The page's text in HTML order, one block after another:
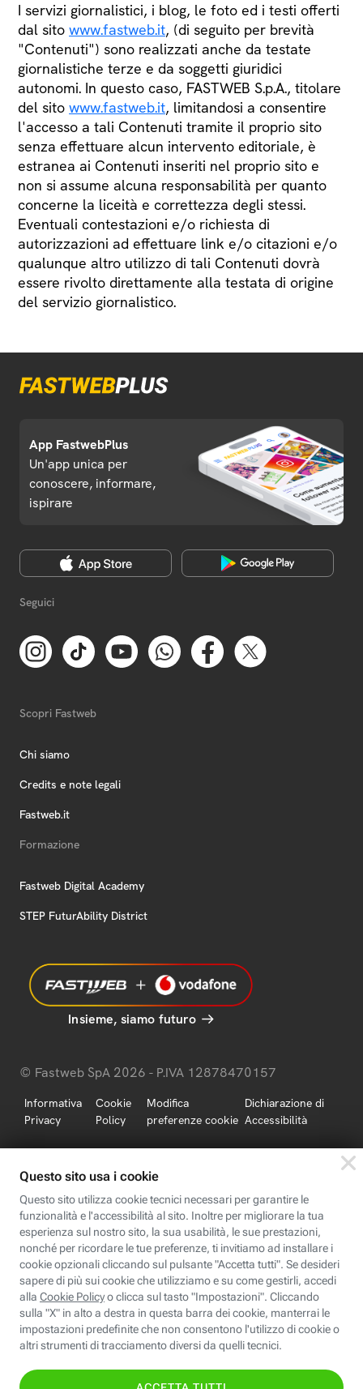
I servizi giornalistici, i blog, le foto ed i testi offerti
dal sito www.fastweb.it, (di seguito per brevità
"Contenuti") sono realizzati anche da testate
giornalistiche terze e da soggetti giuridici
autonomi. In questo caso, FASTWEB S.p.A., titolare
del sito www.fastweb.it, limitandosi a consentire
l'accesso a tali Contenuti tramite il proprio sito
senza effettuare alcun intervento editoriale, è
estranea ai Contenuti inseriti nel proprio sito e
non si assume alcuna responsabilità per quanto
concerne la liceità e correttezza degli stessi.
Eventuali contestazioni e/o richiesta di
autorizzazioni ad effettuare link e/o citazioni e/o
qualunque altro utilizzo di tali Contenuti dovrà
essere rivolto direttamente alla testata di origine
del servizio giornalistico.
App FastwebPlus
Un'app unica per
conoscere, informare,
ispirare
Seguici
Scopri Fastweb
Chi siamo
Credits e note legali
Fastweb.it
Formazione
Fastweb Digital Academy
STEP FuturAbility District
Insieme, siamo futuro
© Fastweb SpA 2026 - P.IVA 12878470157
Informativa
Privacy
Cookie
Policy
Modifica
preferenze cookie
Dichiarazione di
Accessibilità